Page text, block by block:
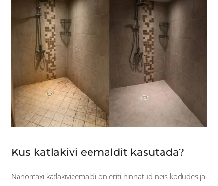
Kus katlakivi eemaldit kasutada?
Nanomaxi katlakivieemaldi on eriti hinnatud neis kodudes ja